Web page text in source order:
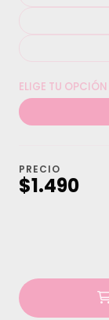
ELIGE TU OPCIÓN
PRECIO
$1.490